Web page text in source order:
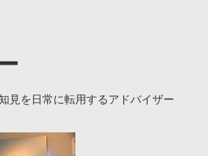
見を日常に転用するアドバイザー